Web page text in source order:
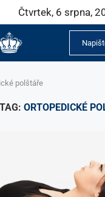
Čtvrtek, 6 srpna,
polštáře
TAG: ORTOPEDICKÉ